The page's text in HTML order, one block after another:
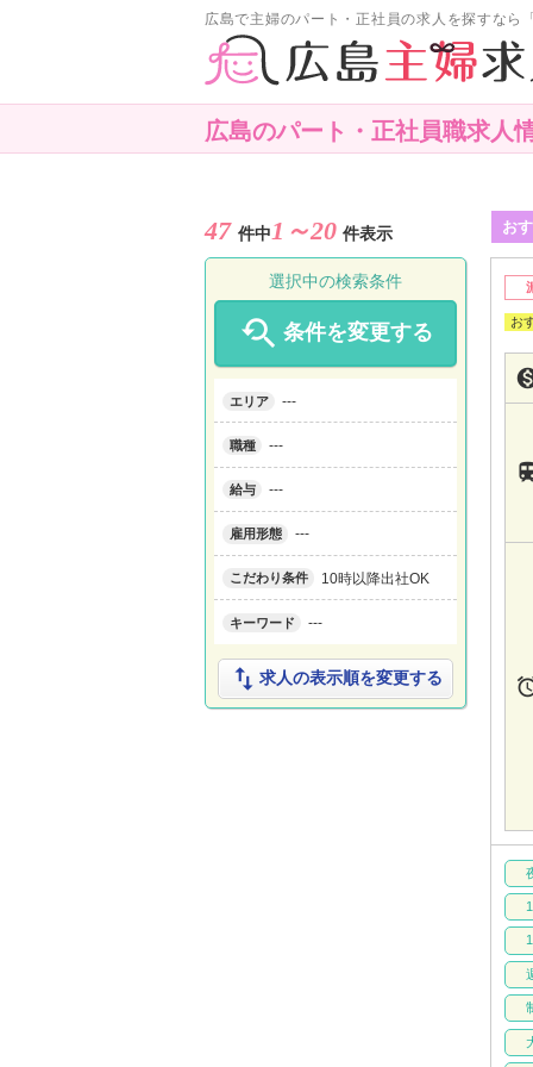
広島で主婦のパート・正社員の求人を探すなら
広島のパート・正社員職求人
47 件中 1～20 件表示 お
選択中の検索条件
 条件を変更する
エリア ---
職種 ---
給与 ---
雇用形態 ---
こだわり条件 10時以降出社OK
キーワード ---
 求人の表示順を変更する